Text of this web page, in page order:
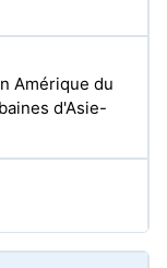
Amérique du
d'Asie-